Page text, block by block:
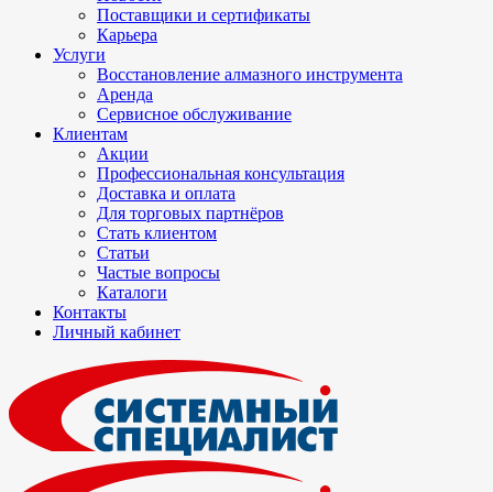
Поставщики и сертификаты
Карьера
Услуги
Восстановление алмазного инструмента
Аренда
Сервисное обслуживание
Клиентам
Акции
Профессиональная консультация
Доставка и оплата
Для торговых партнёров
Стать клиентом
Статьи
Частые вопросы
Каталоги
Контакты
Личный кабинет